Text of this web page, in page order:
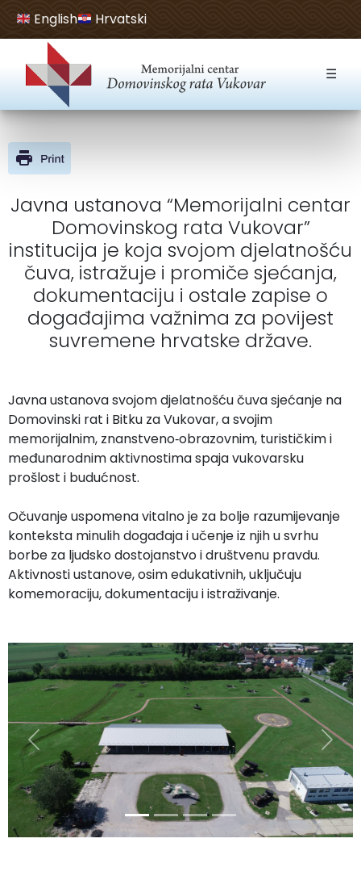
Open toolbar
English Hrvatski
☰
Javna ustanova “Memorijalni centar
Domovinskog rata Vukovar”
institucija je koja svojom djelatnošću
čuva, istražuje i promiče sjećanja,
dokumentaciju i ostale zapise o
događajima važnima za povijest
suvremene hrvatske države.
Javna ustanova svojom djelatnošću čuva sjećanje na
Domovinski rat i Bitku za Vukovar, a svojim
memorijalnim, znanstveno‑obrazovnim, turističkim i
međunarodnim aktivnostima spaja vukovarsku
prošlost i budućnost.
Očuvanje uspomena vitalno je za bolje razumijevanje
konteksta minulih događaja i učenje iz njih u svrhu
borbe za ljudsko dostojanstvo i društvenu pravdu.
Aktivnosti ustanove, osim edukativnih, uključuju
komemoraciju, dokumentaciju i istraživanje.
Prethodna